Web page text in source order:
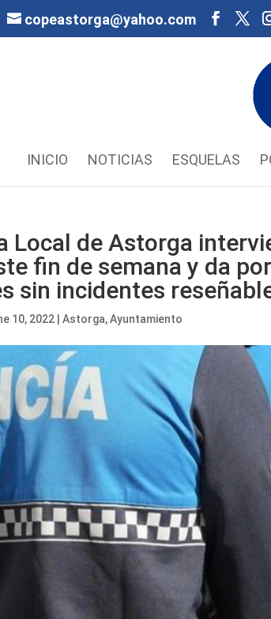
copeastorga@yahoo.com
INICIO NOTICIAS ESQUELAS
Local de Astorga
fin de semana y da
sin incidentes
10, 2022 |Astorga,Ayuntamiento